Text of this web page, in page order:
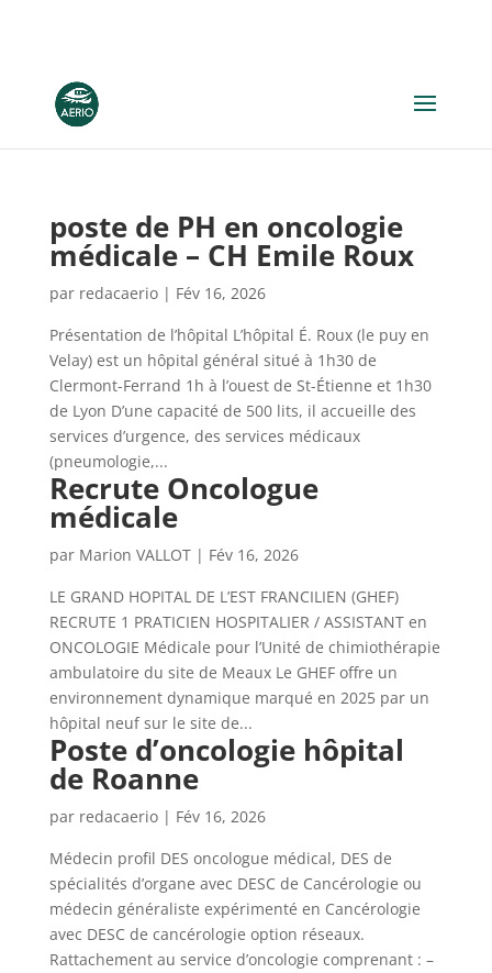
poste de PH en oncologie
médicale – CH Emile Roux
par redacaerio| Fév 16, 2026
Présentation de l’hôpital L’hôpital É. Roux (le puy en
Velay) est un hôpital général situé à 1h30 de
Clermont-Ferrand 1h à l’ouest de St-Étienne et 1h30
de Lyon D’une capacité de 500 lits, il accueille des
services d’urgence, des services médicaux
(pneumologie,...
Recrute Oncologue
médicale
par Marion VALLOT| Fév 16, 2026
LE GRAND HOPITAL DE L’EST FRANCILIEN (GHEF)
RECRUTE 1 PRATICIEN HOSPITALIER / ASSISTANT en
ONCOLOGIE Médicale pour l’Unité de chimiothérapie
ambulatoire du site de Meaux Le GHEF offre un
environnement dynamique marqué en 2025 par un
hôpital neuf sur le site de...
Poste d’oncologie hôpital
de Roanne
par redacaerio| Fév 16, 2026
Médecin profil DES oncologue médical, DES de
spécialités d’organe avec DESC de Cancérologie ou
médecin généraliste expérimenté en Cancérologie
avec DESC de cancérologie option réseaux.
Rattachement au service d’oncologie comprenant : –